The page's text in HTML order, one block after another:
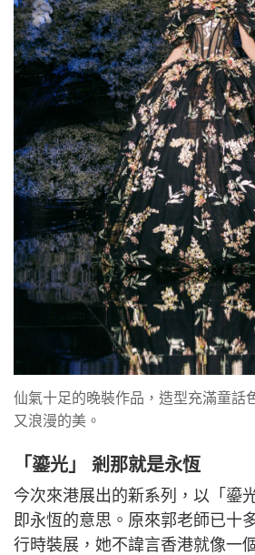
仙氣十足的晚裝作品，造型充滿童話
又浪漫的美。
「鎏光」 剎那就是永恆
今次來港展出的新系列，以「鎏
即永恆的意思。原來郭老師已十
行時裝展，她不諱言香港就像一